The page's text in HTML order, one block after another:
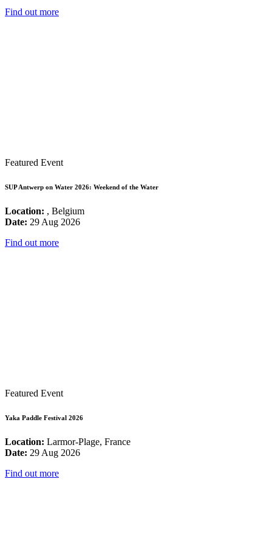
Find out more
Featured Event
SUP Antwerp on Water 2026: Weekend of the Water
Location: , Belgium
Date: 29 Aug 2026
Find out more
Featured Event
Yaka Paddle Festival 2026
Location: Larmor-Plage, France
Date: 29 Aug 2026
Find out more